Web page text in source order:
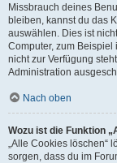
Missbrauch deines
bleiben, kannst du das
auswählen. Dies ist
Computer, zum Beispiel
nicht zur Verfügung
Administration
Nach oben
Wozu ist die Funktion
„Alle Cookies löschen“
sorgen, dass du im